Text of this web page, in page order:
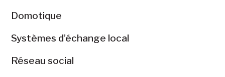
Domotique
Systèmes d’échange local
Réseau social